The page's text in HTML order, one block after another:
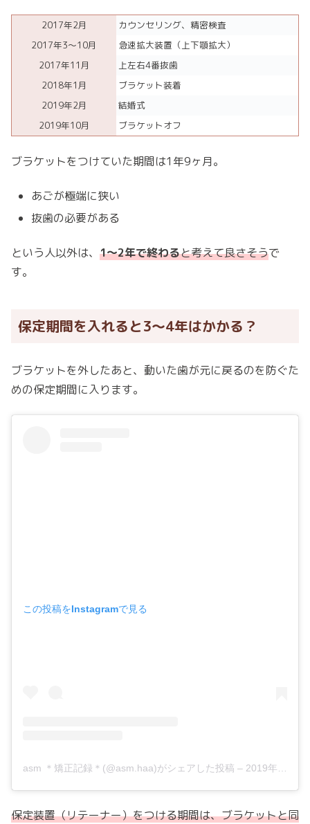
2017年2月
カウンセリング、精密検査
2017年3〜10月
急速拡大装置（上下顎拡大）
2017年11月
上左右4番抜歯
2018年1月
ブラケット装着
2019年2月
結婚式
2019年10月
ブラケットオフ
ブラケットをつけていた期間は1年9ヶ月。
あごが極端に狭い
抜歯の必要がある
という人以外は、 1〜2年で終わると考えて良さそうで
す。
保定期間を入れると3〜4年はかかる？
ブラケットを外したあと、動いた歯が元に戻るのを防ぐた
めの保定期間に入ります。
この投稿をInstagramで見る
asm ＊矯正記録＊(@asm.haa)がシェアした投稿 – 2019年10月月15日午前1時57分PDT
保定装置（リテーナー）をつける期間は、ブラケットと同